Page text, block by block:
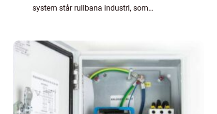
system står rullbana industri, som